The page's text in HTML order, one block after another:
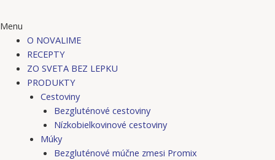
Menu
O NOVALIME
RECEPTY
ZO SVETA BEZ LEPKU
PRODUKTY
Cestoviny
Bezgluténové cestoviny
Nízkobielkovinové cestoviny
Múky
Bezgluténové múčne zmesi Promix